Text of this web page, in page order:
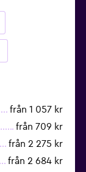
från 1 057 kr
från 709 kr
från 2 275 kr
från 2 684 kr